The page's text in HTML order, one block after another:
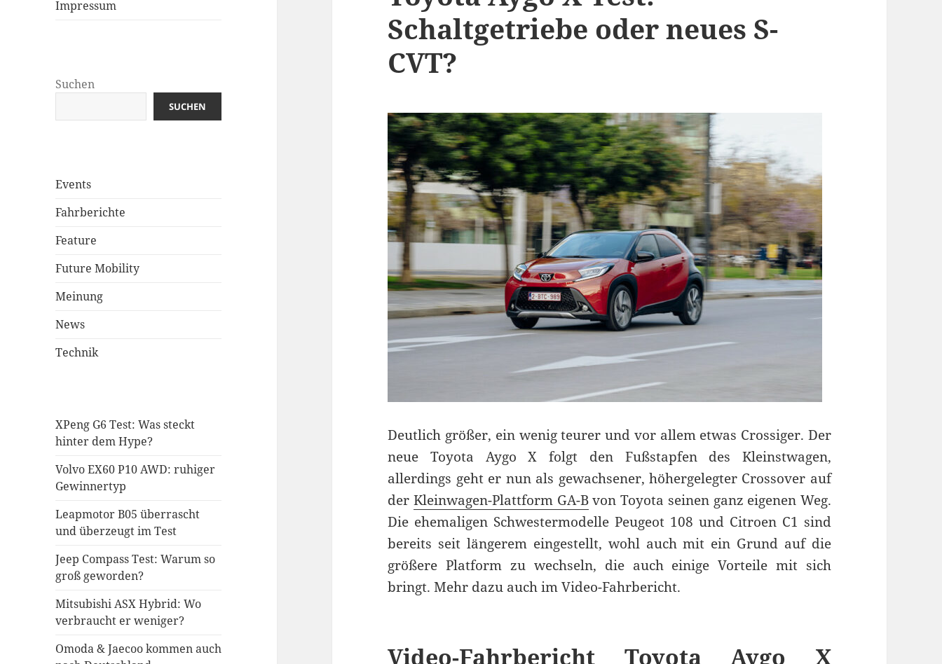
Impressum
Suchen
SUCHEN
Events
Fahrberichte
Feature
Future Mobility
Meinung
News
Technik
XPeng G6 Test: Was steckt
hinter dem Hype?
Volvo EX60 P10 AWD: ruhiger
Gewinnertyp
Leapmotor B05 überrascht
und überzeugt im Test
Jeep Compass Test: Warum so
groß geworden?
Mitsubishi ASX Hybrid: Wo
verbraucht er weniger?
Omoda & Jaecoo kommen auch
Schaltgetriebe oder neues S-
CVT?
Deutlich größer, ein wenig teurer und vor allem etwas Crossiger. Der
neue Toyota Aygo X folgt den Fußstapfen des Kleinstwagen,
allerdings geht er nun als gewachsener, höhergelegter Crossover auf
derKleinwagen-Plattform GA-Bvon Toyota seinen ganz eigenen Weg.
Die ehemaligen Schwestermodelle Peugeot 108 und Citroen C1 sind
bereits seit längerem eingestellt, wohl auch mit ein Grund auf die
größere Platform zu wechseln, die auch einige Vorteile mit sich
bringt. Mehr dazu auch im Video-Fahrbericht.
Video-Fahrbericht Toyota Aygo X